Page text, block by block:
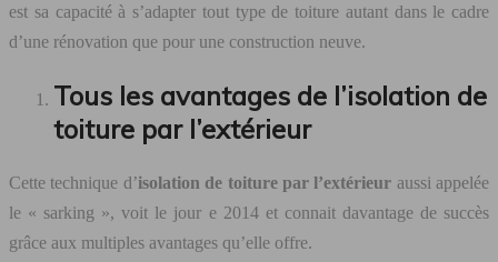
est sa capacité à s’adapter tout type de toiture autant dans le cadre
d’une rénovation que pour une construction neuve.
Tous les avantages de l’isolation de
toiture par l’extérieur
Cette technique d’isolation de toiture par l’extérieur aussi appelée
le « sarking », voit le jour e 2014 et connait davantage de succès
grâce aux multiples avantages qu’elle offre.